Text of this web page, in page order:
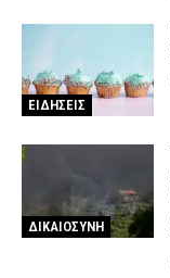
ΕΙΔΗΣΕΙΣ
ΔΙΚΑΙΟΣΥΝΗ